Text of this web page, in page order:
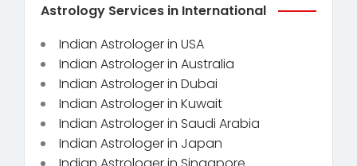
Astrology Services in International
Indian Astrologer in USA
Indian Astrologer in Australia
Indian Astrologer in Dubai
Indian Astrologer in Kuwait
Indian Astrologer in Saudi Arabia
Indian Astrologer in Japan